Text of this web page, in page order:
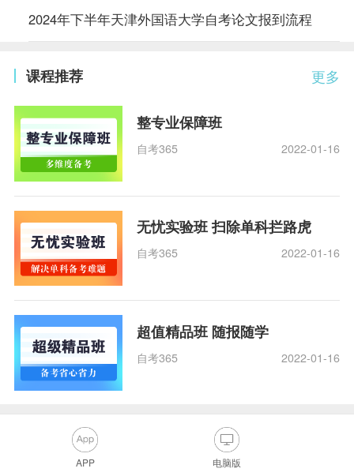
2024年下半年天津外国语大学自考论文报到流程
更多
课程推荐
整专业保障班
自考365 2022-01-16
无忧实验班 扫除单科拦路虎
自考365 2022-01-16
超值精品班 随报随学
自考365 2022-01-16
APP 电脑版